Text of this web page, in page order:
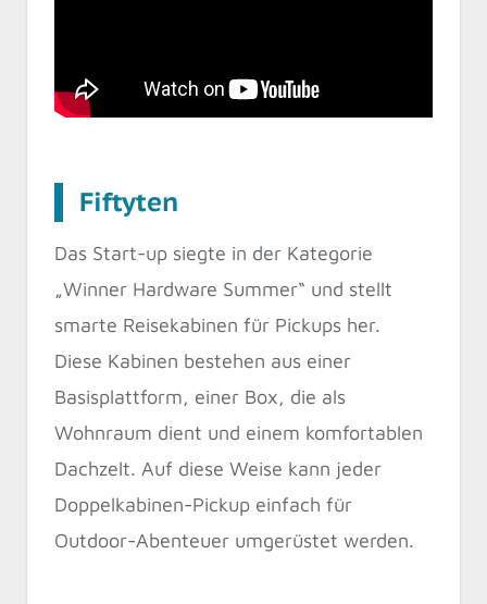
Fiftyten
Das Start-up siegte in der Kategorie
„Winner Hardware Summer“ und stellt
smarte Reisekabinen für Pickups her.
Diese Kabinen bestehen aus einer
Basisplattform, einer Box, die als
Wohnraum dient und einem komfortablen
Dachzelt. Auf diese Weise kann jeder
Doppelkabinen-Pickup einfach für
Outdoor-Abenteuer umgerüstet werden.